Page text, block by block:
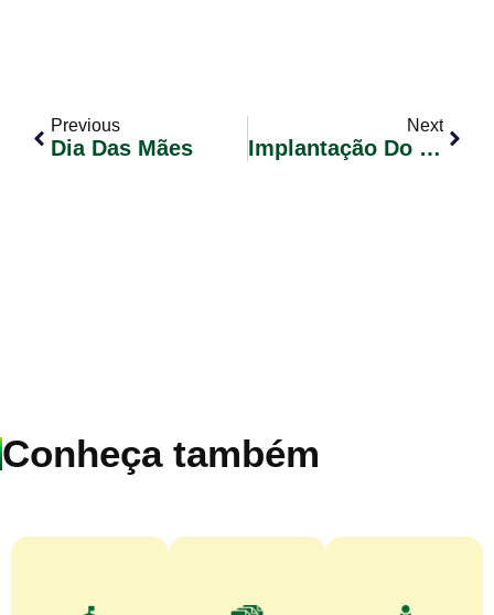
Previous
Dia Das Mães
Next
Implantação Do Sistema De Prontuário Eletrônico PRONIM SP Na Rede Municipal De Saúde
Conheça também